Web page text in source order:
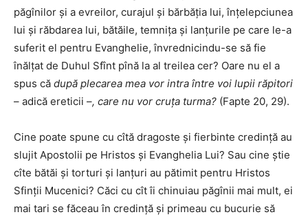
păgînilor şi a evreilor, curajul şi bărbăţia lui, înţelepciunea
lui şi răbdarea lui, bătăile, temniţa şi lanţurile pe care le-a
suferit el pentru Evanghelie, învrednicindu-se să fie
înălţat de Duhul Sfînt pînă la al treilea cer? Oare nu el a
spus că după plecarea mea vor intra între voi lupii răpitori
– adică ereticii –, care nu vor cruţa turma? (Fapte 20, 29).
Cine poate spune cu cîtă dragoste şi fierbinte credinţă au
slujit Apostolii pe Hristos şi Evanghelia Lui? Sau cine ştie
cîte bătăi şi torturi şi lanţuri au pătimit pentru Hristos
Sfinţii Mucenici? Căci cu cît îi chinuiau păgînii mai mult, ei
mai tari se făceau în credinţă şi primeau cu bucurie să